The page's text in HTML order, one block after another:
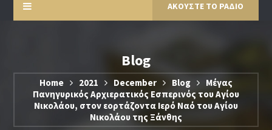
ΑΚΟΥΣΤΕ ΤΟ ΡΑΔΙΟ
Blog
Home 2021 December Blog
Μέγας
Πανηγυρικός Αρχιερατικός Εσπερινός του Αγίου
Νικολάου, στον εορτάζοντα Ιερό Ναό του Αγίου
Νικολάου της Ξάνθης